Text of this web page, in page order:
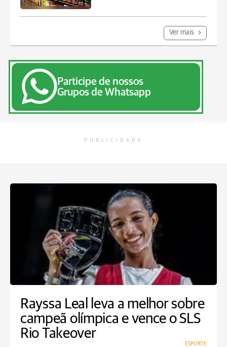
Ver mais
Participe de nossos
Grupos de Whatsapp
PUBLICIDADE
Rayssa Leal leva a melhor sobre
campeã olímpica e vence o SLS
Rio Takeover
ESPORTE